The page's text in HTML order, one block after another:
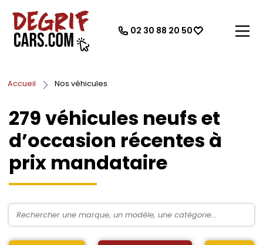
02 30 88 20 50
Accueil Nos véhicules
279véhicules neufs et
d’occasion récentes à
prix mandataire